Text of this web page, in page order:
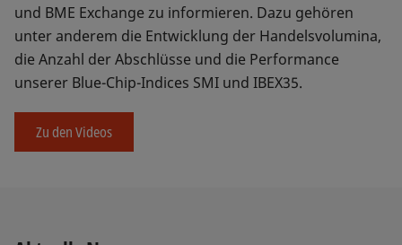
und BME Exchange zu informieren. Dazu gehören
unter anderem die Entwicklung der Handelsvolumina,
die Anzahl der Abschlüsse und die Performance
unserer Blue-Chip-Indices SMI und IBEX35.
Zu den Videos